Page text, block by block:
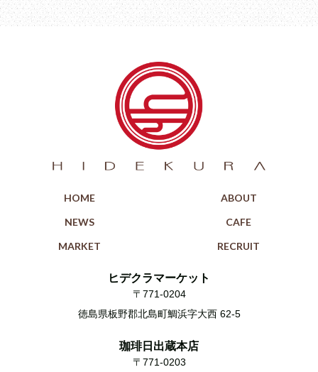
HOME
ABOUT
NEWS
CAFE
MARKET
RECRUIT
ヒデクラマーケット
〒771-0204
徳島県板野郡北島町鯛浜字大西 62-5
珈琲日出蔵本店
〒771-0203